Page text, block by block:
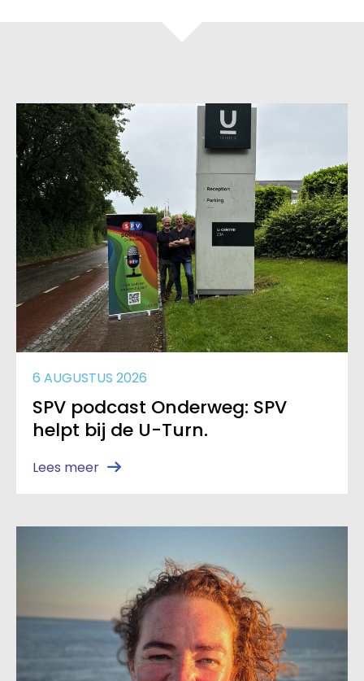
6 AUGUSTUS 2026
SPV podcast Onderweg: SPV
helpt bij de U-Turn.
Lees meer